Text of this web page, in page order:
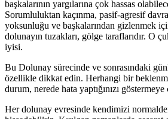
başkalarının yargılarına çok hassas
Sorumluluktan kaçınma, pasif-agresif
yoksunluğu ve başkalarından gizlenmek
dolunayın tuzakları, gölge taraflarıdır. O
iyisi.
Bu Dolunay sürecinde ve sonrasındaki
özellikle dikkat edin. Herhangi bir
durum, nerede hata yaptığınızı
Her dolunay evresinde kendimizi